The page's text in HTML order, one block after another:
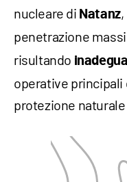
nucleare di Natanz,
penetrazione
risultando
operative principali
protezione